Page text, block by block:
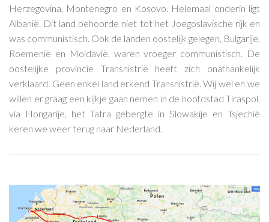
Herzegovina, Montenegro en Kosovo. Helemaal onderin ligt
Albanië. Dit land behoorde niet tot het Joegoslavische rijk en
was communistisch. Ook de landen oostelijk gelegen, Bulgarije,
Roemenië en Moldavië, waren vroeger communistisch. De
oostelijke provincie Transnistrië heeft zich onafhankelijk
verklaard. Geen enkel land erkend Transnistrië. Wij wel en we
willen er graag een kijkje gaan nemen in de hoofdstad Tiraspol.
via Hongarije, het Tatra gebergte in Slowakije en Tsjechië
keren we weer terug naar Nederland.